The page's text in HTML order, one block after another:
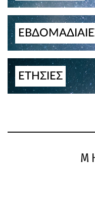
ΕΤΗΣΙΕΣ